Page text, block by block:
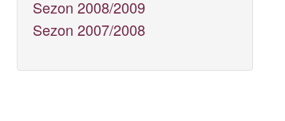
Sezon 2008/2009
Sezon 2007/2008